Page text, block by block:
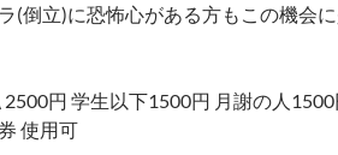
(倒立)に恐怖心がある方もこの機会
2500円 学生以下1500円 月謝の人
使用可